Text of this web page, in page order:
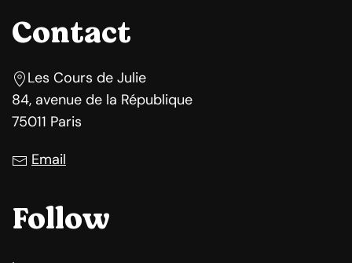
Contact
Les Cours de Julie
84, avenue de la République
75011 Paris
Email
Follow